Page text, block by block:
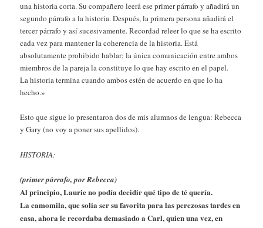
una historia corta. Su compañero leerá ese primer párrafo y añadirá un
segundo párrafo a la historia. Después, la primera persona añadirá el
tercer párrafo y así sucesivamente. Recordad releer lo que se ha escrito
cada vez para mantener la coherencia de la historia. Está
absolutamente prohibido hablar; la única comunicación entre ambos
miembros de la pareja la constituye lo que hay escrito en el papel.
La historia termina cuando ambos estén de acuerdo en que lo ha
hecho.»
Esto que sigue lo presentaron dos de mis alumnos de lengua: Rebecca
y Gary (no voy a poner sus apellidos).
HISTORIA:
(primer párrafo, por Rebecca)
Al principio, Laurie no podía decidir qué tipo de té quería.
La camomila, que solía ser su favorita para las perezosas tardes en
casa, ahora le recordaba demasiado a Carl, quien una vez, en